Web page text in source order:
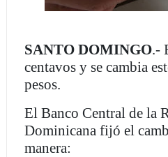
SANTO DOMINGO.-
centavos y se cambia
pesos.
El Banco Central de la
Dominicana fijó el
manera: